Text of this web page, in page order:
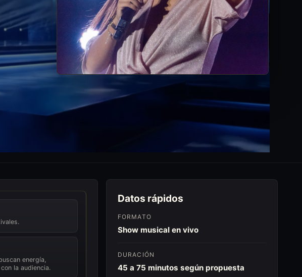
energía,
la audiencia.
Datos rápidos
FORMATO
Show musical en vivo
DURACIÓN
45 a 75 minutos según propuesta